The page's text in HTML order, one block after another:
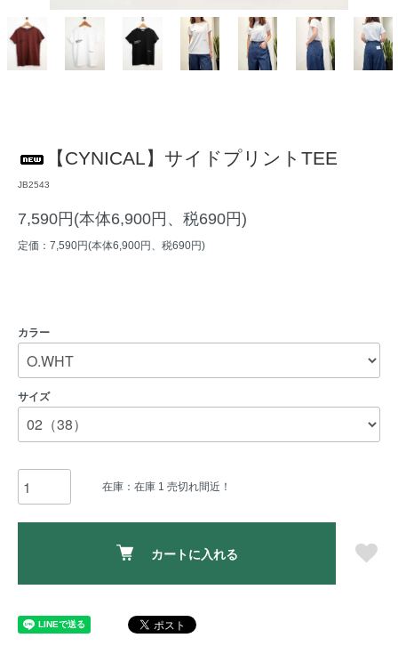
【CYNICAL】サイドプリントTEE
JB2543
7,590円(本体6,900円、税690円)
定価：7,590円(本体6,900円、税690円)
カラー
サイズ
在庫：在庫 1 売切れ間近！
カートに入れる